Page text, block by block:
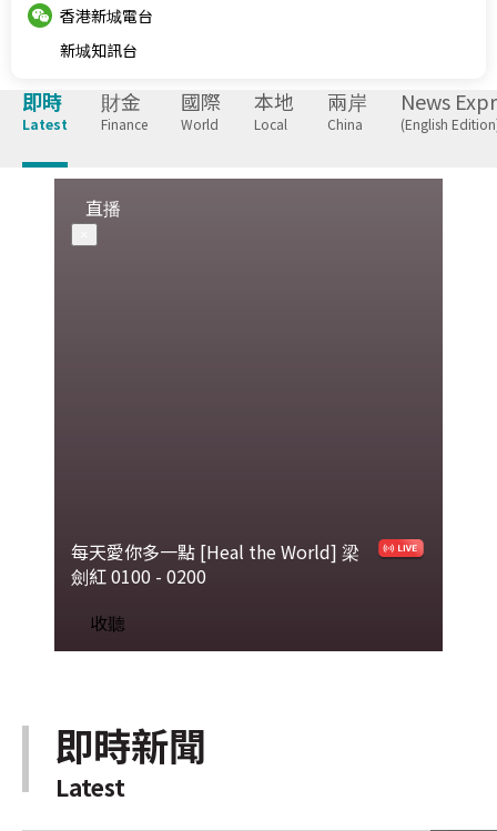
香港新城電台
新城知訊台
即時
Latest
財金
Finance
國際
World
本地
Local
兩岸
China
News
(English
直播
每天愛你多一點 [Heal the World] 梁
劍紅 0100 - 0200
收聽
即時新聞
Latest